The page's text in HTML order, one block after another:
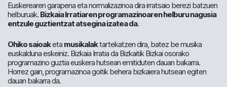
Euskerearen garapena eta normalizazinoa dira irratsaio berezi batzuen
helburuak. Bizkaia Irratiaren programazinoaren helburu nagusia
entzule guztientzat atsegina izatea da.
Ohiko saioaketa musikalaktartekatzen dira, batez be musika
euskalduna eskeiniz. Bizkaia Irratia da Bizkaitik Bizkai osorako
programazino guztia euskera hutsean emitiduten dauan bakarra.
Horrez gain, programazinoa goitik behera bizkaiera hutsean egiten
dauan bakarra da.